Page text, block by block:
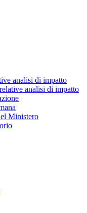
analisi di impatto
analisi di impatto
Ministero